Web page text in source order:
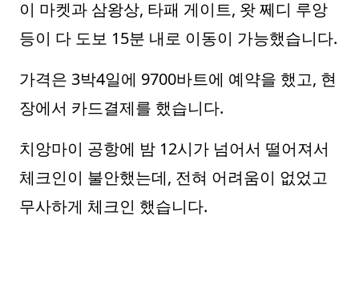
이 마켓과 삼왕상, 타패 게이트, 왓 쩨디 루앙
등이 다 도보 15분 내로 이동이 가능했습니다.
가격은 3박4일에 9700바트에 예약을 했고, 현
장에서 카드결제를 했습니다.
치앙마이 공항에 밤 12시가 넘어서 떨어져서
체크인이 불안했는데, 전혀 어려움이 없었고
무사하게 체크인 했습니다.